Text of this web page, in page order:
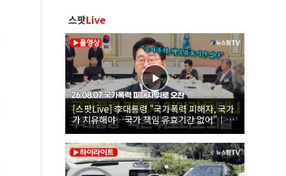
스팟Live
[스팟Live] 李대통령 "국가폭력 피해자, 국가
가 치유해야…국가 책임 유효기간 없어"｜
26.08.07 국가폭력 피해자 위로 오찬